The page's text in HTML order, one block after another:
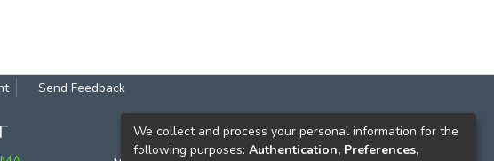
Send Feedback
КОНТАКТИ
We collect and process your personal information for the
following purposes: Authentication, Preferences,